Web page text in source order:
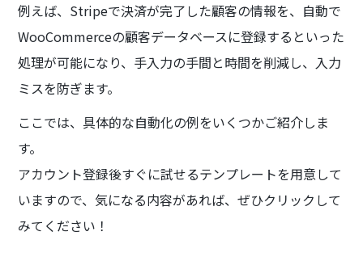
例えば、Stripeで決済が完了した顧客の情報を、自動で
WooCommerceの顧客データベースに登録するといった
処理が可能になり、手入力の手間と時間を削減し、入力
ミスを防ぎます。
ここでは、具体的な自動化の例をいくつかご紹介しま
す。
アカウント登録後すぐに試せるテンプレートを用意して
いますので、気になる内容があれば、ぜひクリックして
みてください！